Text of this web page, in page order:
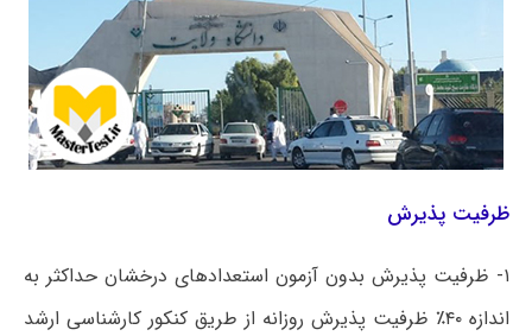
ظرفیت پذیرش
۱- ظرفیت پذیرش بدون آزمون استعدادهای درخشان حداکثر به
اندازه ۴۰٪ ظرفیت پذیرش روزانه از طریق کنکور کارشناسی ارشد